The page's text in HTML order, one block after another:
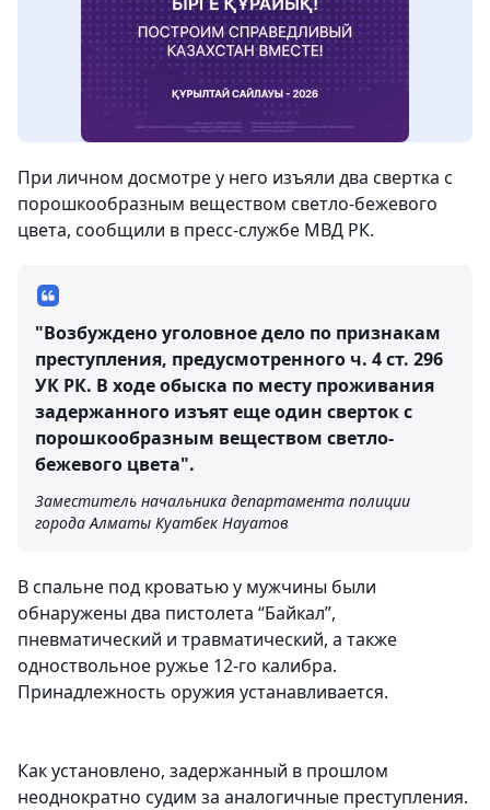
При личном досмотре у него изъяли два свертка с
порошкообразным веществом светло-бежевого
цвета, сообщили в пресс-службе МВД РК.
"Возбуждено уголовное дело по признакам
преступления, предусмотренного ч. 4 ст. 296
УК РК. В ходе обыска по месту проживания
задержанного изъят еще один сверток с
порошкообразным веществом светло-
бежевого цвета".
Заместитель начальника департамента полиции
города Алматы Куатбек Науатов
В спальне под кроватью у мужчины были
обнаружены два пистолета “Байкал”,
пневматический и травматический, а также
одноствольное ружье 12-го калибра.
Принадлежность оружия устанавливается.
Как установлено, задержанный в прошлом
неоднократно судим за аналогичные преступления.